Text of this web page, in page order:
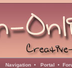
Navigation • Portal •